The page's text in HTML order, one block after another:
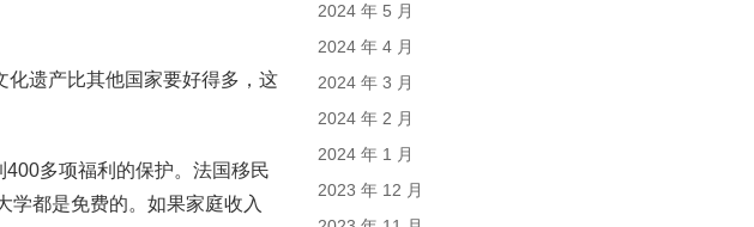
化遗产比其他国家要好得多，这
多项福利的保护。法国移民
学都是免费的。如果家庭收入
2024 年 5 月
2024 年 4 月
2024 年 3 月
2024 年 2 月
2024 年 1 月
2023 年 12 月